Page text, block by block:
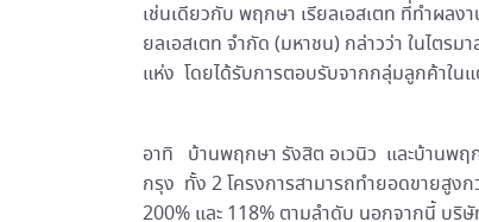
เช่นเดียวกับ พฤกษา เรียลเอสเตท ที่ทำผล
ยลเอสเตท จำกัด (มหาชน) กล่าวว่า ในไตร
แห่ง โดยได้รับการตอบรับจากกลุ่มลูกค้าใน
อาทิ บ้านพฤกษา รังสิต อเวนิว และบ้านพฤ
กรุง ทั้ง 2 โครงการสามารถทำยอดขายสูงก
200% และ 118% ตามลำดับ นอกจากนี้ บริษั